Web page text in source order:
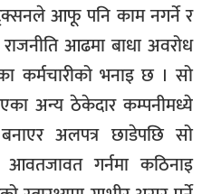
आफू पनि काम नगर्ने र
आढमा बाधा अवरोध
कर्मचारीको भनाइ छ । सो
अन्य ठेकेदार कम्पनीमध्ये
अलपत्र छाडेपछि सो
गर्नमा कठिनाइ